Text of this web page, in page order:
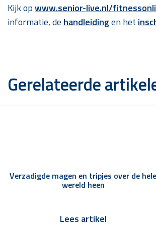
Kijk opwww.senior-live.nl/
informatie, de handleidingen het
Gerelateerde
Verzadigde magen en tripjes over de hele
wereld heen
Lees artikel